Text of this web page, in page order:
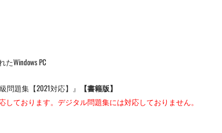
Windows PC
問題集【2021対応】』
【書籍版】
ております。デジタル問題集には対応しておりません。